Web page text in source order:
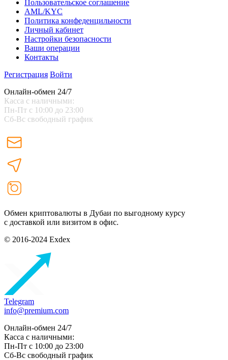
Пользовательское соглашение
AML/KYC
Политика конфеденцильности
Личный кабинет
Настройки безопасности
Ваши операции
Контакты
Регистрация Войти
Онлайн-обмен 24/7
Касса с наличными:
Пн-Пт с 10:00 до 23:00
Сб-Вс свободный график
Обмен криптовалюты в Дубаи по выгодному курсу
с доставкой или визитом в офис.
© 2016-2024 Exdex
Telegram
info@premium.com
Онлайн-обмен 24/7
Касса с наличными:
Пн-Пт с 10:00 до 23:00
Сб-Вс свободный график